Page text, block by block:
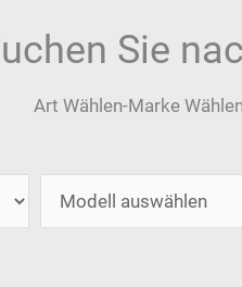
Sie
Art Wählen-Marke